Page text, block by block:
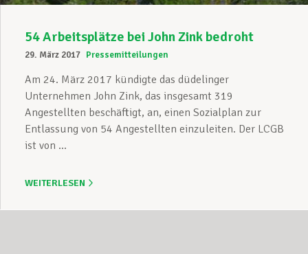
54 Arbeitsplätze bei John Zink bedroht
29. März 2017 Pressemitteilungen
Am 24. März 2017 kündigte das düdelinger
Unternehmen John Zink, das insgesamt 319
Angestellten beschäftigt, an, einen Sozialplan zur
Entlassung von 54 Angestellten einzuleiten. Der LCGB
ist von ...
WEITERLESEN